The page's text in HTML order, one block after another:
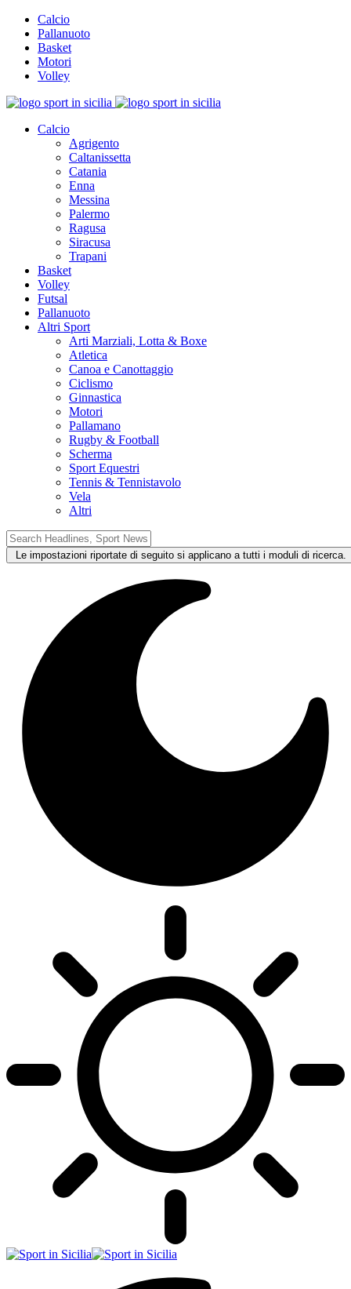
Calcio
Pallanuoto
Basket
Motori
Volley
Calcio
Agrigento
Caltanissetta
Catania
Enna
Messina
Palermo
Ragusa
Siracusa
Trapani
Basket
Volley
Futsal
Pallanuoto
Altri Sport
Arti Marziali, Lotta & Boxe
Atletica
Canoa e Canottaggio
Ciclismo
Ginnastica
Motori
Pallamano
Rugby & Football
Scherma
Sport Equestri
Tennis & Tennistavolo
Vela
Altri